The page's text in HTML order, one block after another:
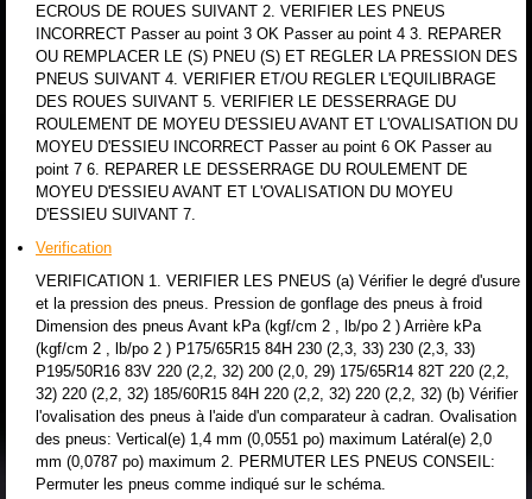
ECROUS DE ROUES SUIVANT 2. VERIFIER LES PNEUS
INCORRECT Passer au point 3 OK Passer au point 4 3. REPARER
OU REMPLACER LE (S) PNEU (S) ET REGLER LA PRESSION DES
PNEUS SUIVANT 4. VERIFIER ET/OU REGLER L'EQUILIBRAGE
DES ROUES SUIVANT 5. VERIFIER LE DESSERRAGE DU
ROULEMENT DE MOYEU D'ESSIEU AVANT ET L'OVALISATION DU
MOYEU D'ESSIEU INCORRECT Passer au point 6 OK Passer au
point 7 6. REPARER LE DESSERRAGE DU ROULEMENT DE
MOYEU D'ESSIEU AVANT ET L'OVALISATION DU MOYEU
D'ESSIEU SUIVANT 7.
Verification
VERIFICATION 1. VERIFIER LES PNEUS (a) Vérifier le degré d'usure
et la pression des pneus. Pression de gonflage des pneus à froid
Dimension des pneus Avant kPa (kgf/cm 2 , lb/po 2 ) Arrière kPa
(kgf/cm 2 , lb/po 2 ) P175/65R15 84H 230 (2,3, 33) 230 (2,3, 33)
P195/50R16 83V 220 (2,2, 32) 200 (2,0, 29) 175/65R14 82T 220 (2,2,
32) 220 (2,2, 32) 185/60R15 84H 220 (2,2, 32) 220 (2,2, 32) (b) Vérifier
l'ovalisation des pneus à l'aide d'un comparateur à cadran. Ovalisation
des pneus: Vertical(e) 1,4 mm (0,0551 po) maximum Latéral(e) 2,0
mm (0,0787 po) maximum 2. PERMUTER LES PNEUS CONSEIL:
Permuter les pneus comme indiqué sur le schéma.